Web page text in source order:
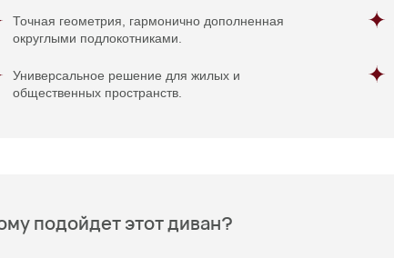
Универсальное решение для жилых и
общественных пространств.
Точная геометрия, гармонично дополненная
округлыми подлокотниками.
подойдет этот диван?